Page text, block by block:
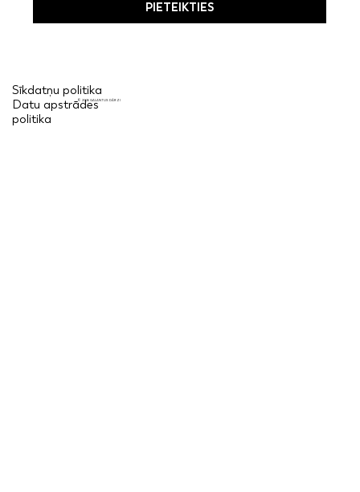
PIETEIKTIES
Sīkdatņu politika
Datu apstrādes
politika
© 2026 GALANTUS DĀRZI